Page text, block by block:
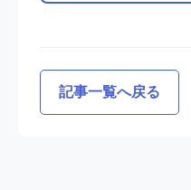
記事一覧へ戻る